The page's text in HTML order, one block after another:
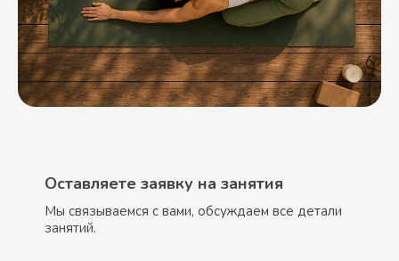
Оставляете заявку на занятия
Мы связываемся с вами, обсуждаем все детали
занятий.